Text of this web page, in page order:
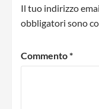
Il tuo indirizzo
obbligatori sono
Commento*